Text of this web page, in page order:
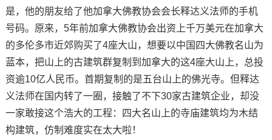
是，他的朋友给了他加拿大佛教协会会长释达义法师的手机
号码。原来，5年前加拿大佛教协会出资上千万美元在加拿大
的多伦多市近郊购买了4座大山，想要以中国四大佛教名山为
蓝本，把山上的古建筑群复制到加拿大的这4座大山上，总投
资逾10亿人民币。首期复制的是五台山上的佛光寺。但释达
义法师在国内转了一圈，接触了不下30家古建筑企业，却没
一家敢接这个浩大的工程：四大名山上的寺庙建筑均为木结
构建筑，仿制难度实在太大啦！